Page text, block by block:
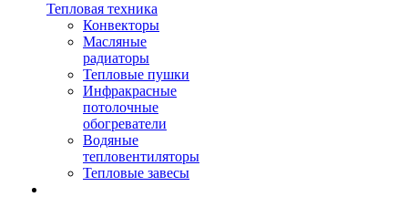
Тепловая техника
Конвекторы
Масляные
радиаторы
Тепловые пушки
Инфракрасные
потолочные
обогреватели
Водяные
тепловентиляторы
Тепловые завесы